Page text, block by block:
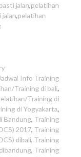
jalan,pelatihan
,pelatihan
Jadwal Info Training
Training di bali,
Training di
di Yogyakarta,
Bandung, Training
2017, Training
dibali, Training
, Training